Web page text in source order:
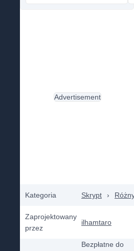
Kategoria Skrypt ›
Zaprojektowany
przez
ilhamtaro
Bezpłatne do
Advertisement